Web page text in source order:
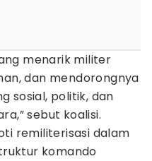
menarik militer
dan mendorongnya
sosial, politik, dan
sebut koalisi.
remiliterisasi dalam
komando